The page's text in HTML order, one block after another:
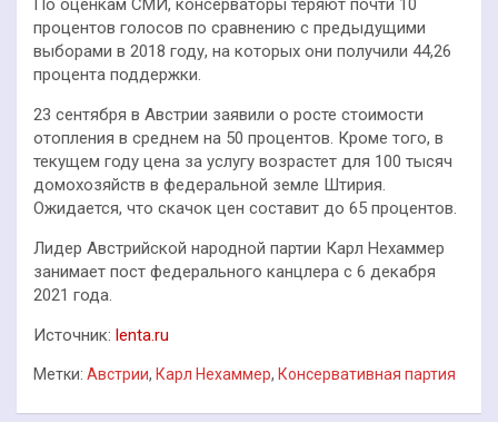
процентов голосов по сравнению с предыдущими
выборами в 2018 году, на которых они получили 44,26
процента поддержки.
23 сентября в Австрии заявили о росте стоимости
отопления в среднем на 50 процентов. Кроме того, в
текущем году цена за услугу возрастет для 100 тысяч
домохозяйств в федеральной земле Штирия.
Ожидается, что скачок цен составит до 65 процентов.
Лидер Австрийской народной партии Карл Нехаммер
занимает пост федерального канцлера с 6 декабря
2021 года.
Источник: lenta.ru
Метки: Австрии, Карл Нехаммер, Консервативная партия